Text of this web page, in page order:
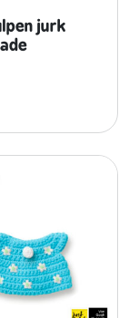
jurk